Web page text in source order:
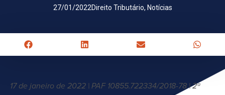
27/01/2022Direito Tributário, Notícias
17 de janeiro de 2022 | PAF 10855.722334/2018-78 | 2ª